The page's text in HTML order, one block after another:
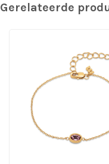
Gerelateerde